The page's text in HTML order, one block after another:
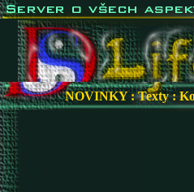
NOVINKY:Texty: